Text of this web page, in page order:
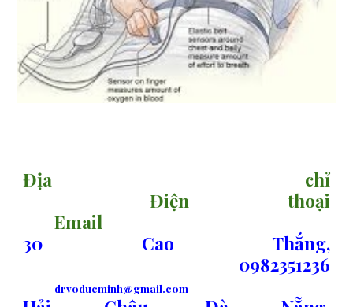
Địa chỉ
Điện thoại
Email
30 Cao Thắng,
0982351236
drvoducminh@gmail.com